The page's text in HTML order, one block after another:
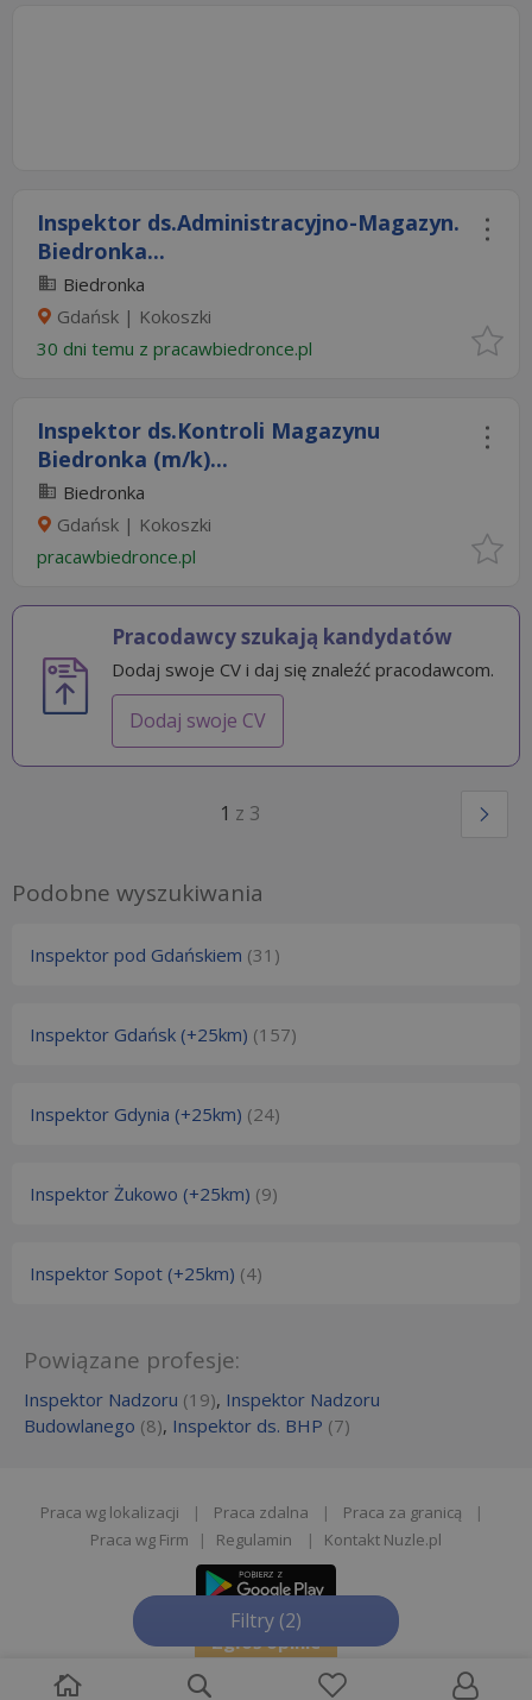
Filtry (2)
Inspektor ds.Administracyjno-Magazyn.
Biedronka...
Biedronka
Gdańsk | Kokoszki
30 dni temu z pracawbiedronce.pl
Inspektor ds.Kontroli Magazynu
Biedronka (m/k)...
Biedronka
Gdańsk | Kokoszki
pracawbiedronce.pl
Pracodawcy szukają kandydatów
Dodaj swoje CV i daj się znaleźć pracodawcom.
Dodaj swoje CV
1 z 3
Podobne wyszukiwania
Inspektor pod Gdańskiem (31)
Inspektor Gdańsk (+25km) (157)
Inspektor Gdynia (+25km) (24)
Inspektor Żukowo (+25km) (9)
Inspektor Sopot (+25km) (4)
Powiązane profesje:
Inspektor Nadzoru (19), Inspektor Nadzoru
Budowlanego (8), Inspektor ds. BHP (7)
Praca wg lokalizacji | Praca zdalna | Praca za granicą
|
Praca wg Firm
| Regulamin | Kontakt Nuzle.pl
Zgłoś opinie